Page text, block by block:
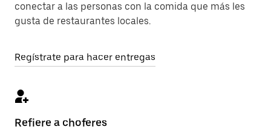
conectar a las personas con la comida que más les
gusta de restaurantes locales.
Regístrate para hacer entregas
Refiere a choferes